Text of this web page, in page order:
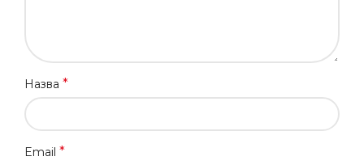
Назва *
Email *